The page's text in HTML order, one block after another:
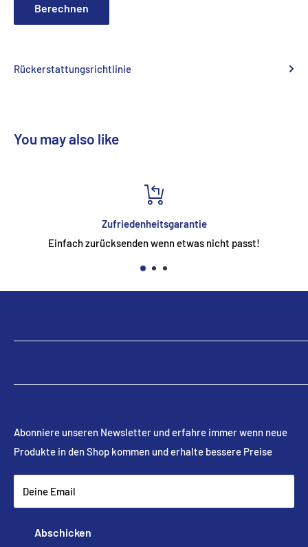
Berechnen
Rückerstattungsrichtlinie
You may also like
Zufriedenheitsgarantie
Einfach zurücksenden wenn etwas nicht passt!
Versandzeiten erhalten.
immer auf dem aktuellsten Stand zu sein, wenn neue
Produkte in unserem Shop erscheinen.
Search
Datenschutzerklärung
Nutzungsbedingungen
Abonniere unseren Newsletter und erfahre immer wenn neue
Produkte in den Shop kommen und erhalte bessere Preise
Deine Email
Abschicken